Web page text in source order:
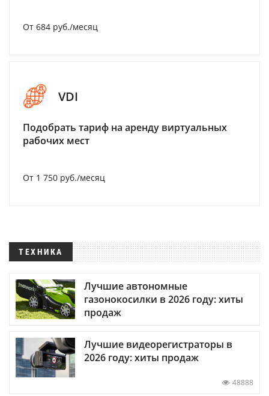
От 684 руб./месяц
VDI
Подобрать тариф на аренду виртуальных
рабочих мест
От 1 750 руб./месяц
ТЕХНИКА
Лучшие автономные
газонокосилки в 2026 году: хиты
продаж
Лучшие видеорегистраторы в
2026 году: хиты продаж
48888